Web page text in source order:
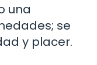
una
se
y placer.